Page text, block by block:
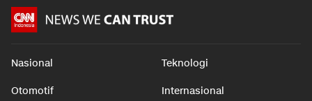
Nasional Teknologi
Otomotif Internasional